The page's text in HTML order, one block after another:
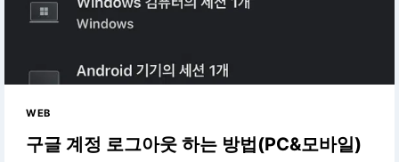
WEB
구글 계정 로그아웃 하는 방법(PC&모바일)